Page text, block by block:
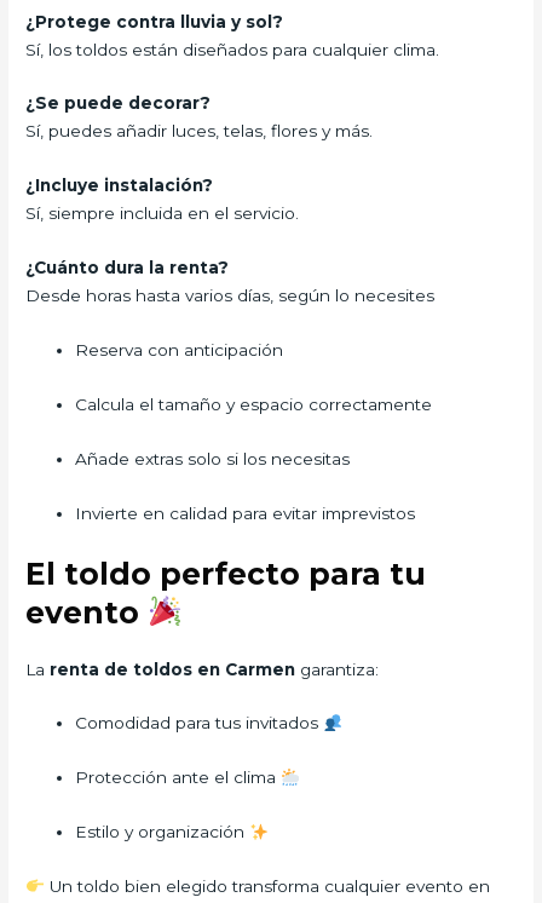
¿Protege contra lluvia y sol?
Sí, los toldos están diseñados para cualquier clima.
¿Se puede decorar?
Sí, puedes añadir luces, telas, flores y más.
¿Incluye instalación?
Sí, siempre incluida en el servicio.
¿Cuánto dura la renta?
Desde horas hasta varios días, según lo necesites
Reserva con anticipación
Calcula el tamaño y espacio correctamente
Añade extras solo si los necesitas
Invierte en calidad para evitar imprevistos
El toldo perfecto para tu
evento
La renta de toldos en Carmen garantiza:
Comodidad para tus invitados
Protección ante el clima
Estilo y organización
Un toldo bien elegido transforma cualquier evento en